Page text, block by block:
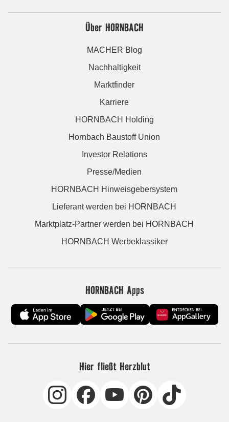
Über HORNBACH
MACHER Blog
Nachhaltigkeit
Marktfinder
Karriere
HORNBACH Holding
Hornbach Baustoff Union
Investor Relations
Presse/Medien
HORNBACH Hinweisgebersystem
Lieferant werden bei HORNBACH
Marktplatz-Partner werden bei HORNBACH
HORNBACH Werbeklassiker
HORNBACH Apps
Hier fließt Herzblut